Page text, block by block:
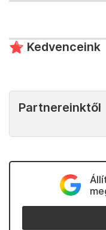
Kedvenceink
Partnereinktől